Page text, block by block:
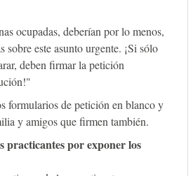
ocupadas, deberían por lo menos,
sobre este asunto urgente. ¡Si sólo
deben firmar la petición
formularios de petición en blanco y
y amigos que firmen también.
practicantes por exponer los